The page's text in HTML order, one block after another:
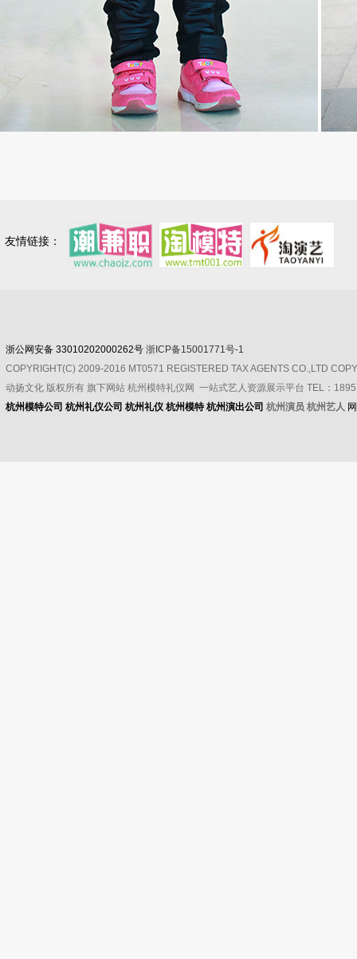
友情链接：
浙公网安备 33010202000262号 浙ICP备15001771号-1
COPYRIGHT(C) 2009-2016 MT0571 REGISTERED TAX AGENTS CO.,LTD
动扬文化 版权所有 旗下网站 杭州模特礼仪网 一站式艺人资源展示平台 TEL：
杭州模特公司 杭州礼仪公司 杭州礼仪 杭州模特 杭州演出公司 杭州演员 杭州艺人